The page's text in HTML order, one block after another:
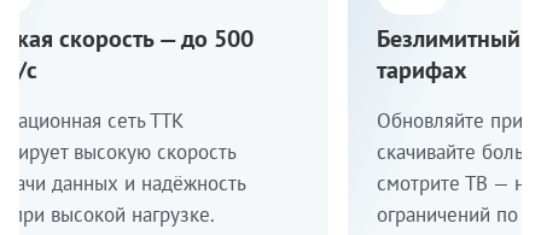
скорость — до 500
с
сеть ТТК
высокую скорость
данных и надёжность
при высокой нагрузке.
Безлимитный
тарифах
Обновляйте
скачивайте
смотрите ТВ —
ограничений по